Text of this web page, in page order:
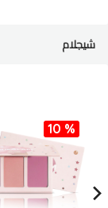
شيجلام
10 %